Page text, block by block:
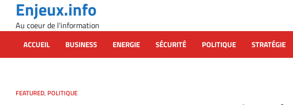
content
Enjeux.info
Au coeur de l'information
ACCUEIL BUSINESS ENERGIE SÉCURITÉ POLITIQUE STRATÉGIE
FEATURED, POLITIQUE